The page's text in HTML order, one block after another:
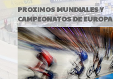
PROXIMOS MUNDIALES Y
CAMPEONATOS DE EUROPA